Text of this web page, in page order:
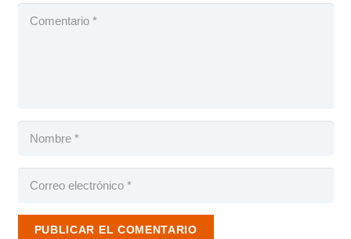
PUBLICAR EL COMENTARIO